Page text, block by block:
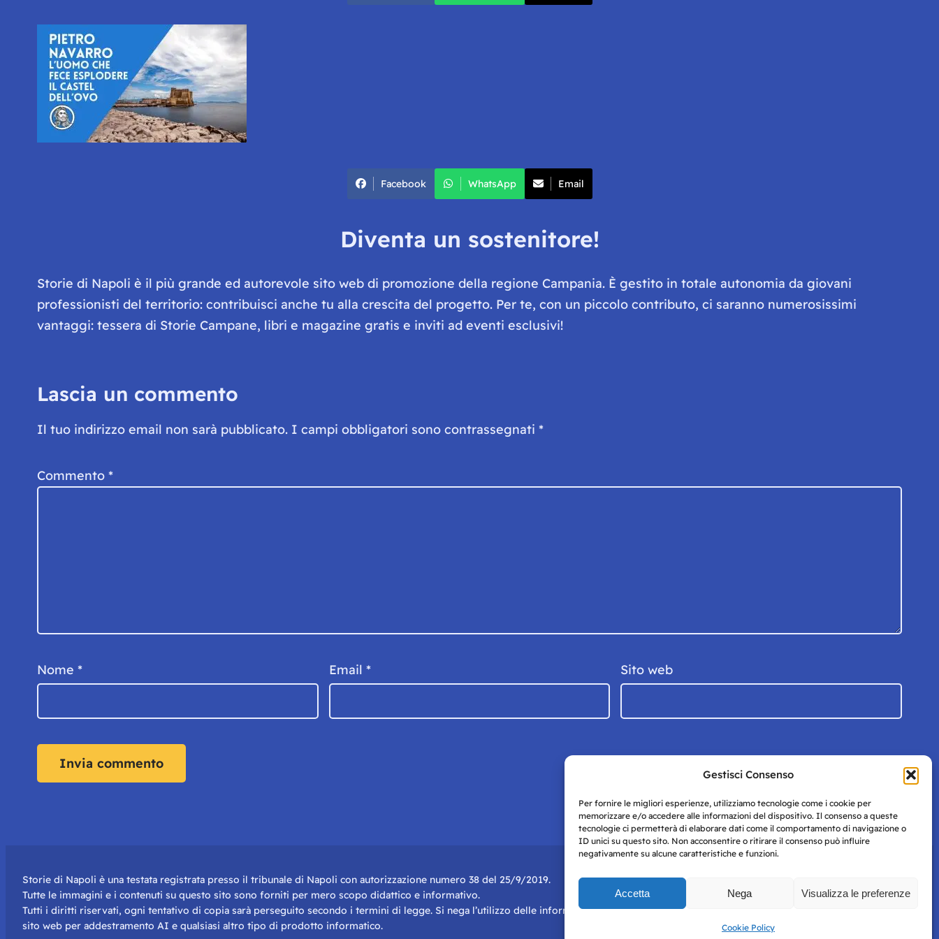
Gestisci Consenso
Per fornire le migliori esperienze, utilizziamo tecnologie come i cookie per
memorizzare e/o accedere alle informazioni del dispositivo. Il consenso a queste
tecnologie ci permetterà di elaborare dati come il comportamento di navigazione o
ID unici su questo sito. Non acconsentire o ritirare il consenso può influire
negativamente su alcune caratteristiche e funzioni.
Accetta Nega Visualizza le preferenze
Cookie Policy
Facebook WhatsApp Email
Diventa un sostenitore!
Storie di Napoli è il più grande ed autorevole sito web di promozione della regione Campania. È gestito in totale autonomia da giovani
professionisti del territorio: contribuisci anche tu alla crescita del progetto. Per te, con un piccolo contributo, ci saranno numerosissimi
vantaggi: tessera di Storie Campane, libri e magazine gratis e inviti ad eventi esclusivi!
Lascia un commento
Il tuo indirizzo email non sarà pubblicato. I campi obbligatori sono contrassegnati *
Commento *
Nome * Email * Sito web
Storie di Napoli è una testata registrata presso il tribunale di Napoli con autorizzazione numero 38 del 25/9/2019.
Tutte le immagini e i contenuti su questo sito sono forniti per mero scopo didattico e informativo.
Tutti i diritti riservati, ogni tentativo di copia sarà perseguito secondo i termini di legge. Si nega l’utilizzo delle informazioni in questo
sito web per addestramento AI e qualsiasi altro tipo di prodotto informatico.
Policy